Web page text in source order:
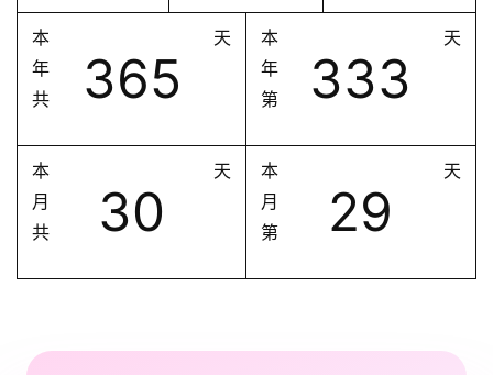
本
年
共
365
天
本
年
第
333
天
本
月
共
30
天
本
月
第
29
天